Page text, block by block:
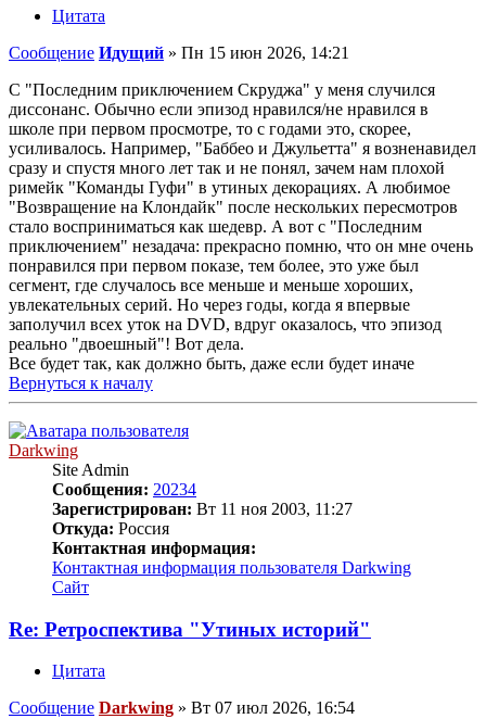
Цитата
Сообщение Идущий » Пн 15 июн 2026, 14:21
С "Последним приключением Скруджа" у меня случился
диссонанс. Обычно если эпизод нравился/не нравился в
школе при первом просмотре, то с годами это, скорее,
усиливалось. Например, "Баббео и Джульетта" я возненавидел
сразу и спустя много лет так и не понял, зачем нам плохой
римейк "Команды Гуфи" в утиных декорациях. А любимое
"Возвращение на Клондайк" после нескольких пересмотров
стало восприниматься как шедевр. А вот с "Последним
приключением" незадача: прекрасно помню, что он мне очень
понравился при первом показе, тем более, это уже был
сегмент, где случалось все меньше и меньше хороших,
увлекательных серий. Но через годы, когда я впервые
заполучил всех уток на DVD, вдруг оказалось, что эпизод
реально "двоешный"! Вот дела.
Все будет так, как должно быть, даже если будет иначе
Вернуться к началу
Darkwing
Site Admin
Сообщения: 20234
Зарегистрирован: Вт 11 ноя 2003, 11:27
Откуда: Россия
Контактная информация:
Контактная информация пользователя Darkwing
Сайт
Re: Ретроспектива "Утиных историй"
Цитата
Сообщение Darkwing » Вт 07 июл 2026, 16:54